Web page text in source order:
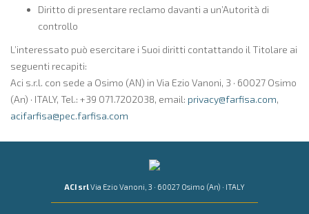
Diritto di presentare reclamo davanti a un’Autorità di
controllo
L’interessato può esercitare i Suoi diritti contattando il Titolare ai
seguenti recapiti:
Aci s.r.l. con sede a Osimo (AN) in Via Ezio Vanoni, 3 · 60027 Osimo
(An) · ITALY, Tel.: +39 071.7202038, email: privacy@farfisa.com,
acifarfisa@pec.farfisa.com
ACI srlVia Ezio Vanoni, 3 · 60027 Osimo (An) · ITALY